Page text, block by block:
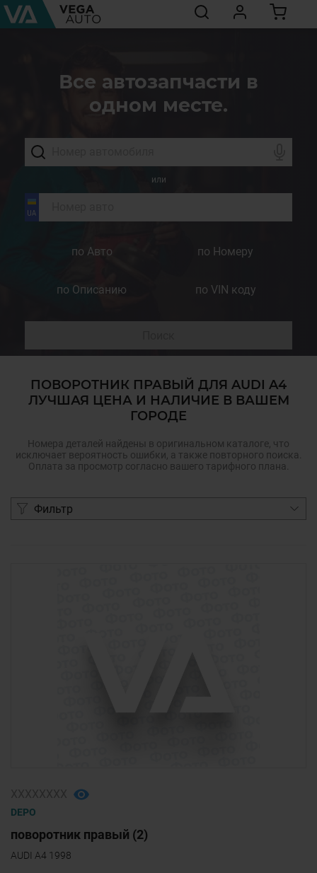
Все автозапчасти в
одном месте.
или
по Авто по Номеру
по Описанию по VIN коду
ПОВОРОТНИК ПРАВЫЙ ДЛЯ AUDI A4
ЛУЧШАЯ ЦЕНА И НАЛИЧИЕ В ВАШЕМ
ГОРОДЕ
Номера деталей найдены в оригинальном каталоге, что
исключает вероятность ошибки, а также повторного поиска.
Оплата за просмотр согласно вашего тарифного плана.
Фильтр
DEPO
поворотник правый (2)
AUDI A4 1998